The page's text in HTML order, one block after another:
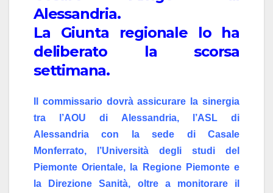
Alessandria.
La Giunta regionale lo ha
deliberato la scorsa
settimana.
Il commissario dovrà assicurare la sinergia
tra l’AOU di Alessandria, l’ASL di
Alessandria con la sede di Casale
Monferrato, l’Università degli studi del
Piemonte Orientale, la Regione Piemonte e
la Direzione Sanità, oltre a monitorare il